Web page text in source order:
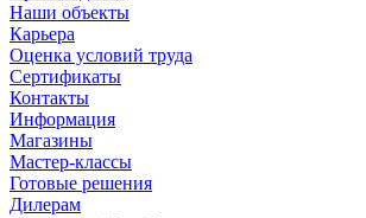
Наши объекты
Карьера
Оценка условий труда
Сертификаты
Контакты
Информация
Магазины
Мастер-классы
Готовые решения
Дилерам